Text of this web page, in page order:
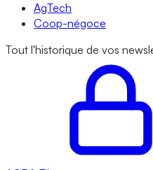
AgTech
Coop-négoce
Tout l'historique de vos